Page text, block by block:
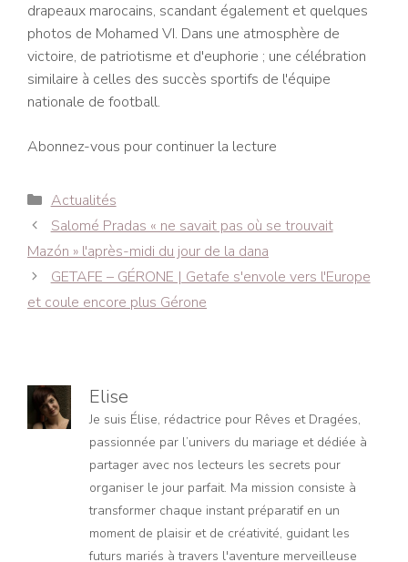
drapeaux marocains, scandant également et quelques
photos de Mohamed VI. Dans une atmosphère de
victoire, de patriotisme et d'euphorie ; une célébration
similaire à celles des succès sportifs de l'équipe
nationale de football.
Abonnez-vous pour continuer la lecture
Catégories
Actualités
Navigation
des
articles
Salomé Pradas « ne savait pas où se trouvait
Mazón » l'après-midi du jour de la dana
GETAFE – GÉRONE | Getafe s'envole vers l'Europe
et coule encore plus Gérone
Elise
Je suis Élise, rédactrice pour Rêves et Dragées,
passionnée par l’univers du mariage et dédiée à
partager avec nos lecteurs les secrets pour
organiser le jour parfait. Ma mission consiste à
transformer chaque instant préparatif en un
moment de plaisir et de créativité, guidant les
futurs mariés à travers l'aventure merveilleuse